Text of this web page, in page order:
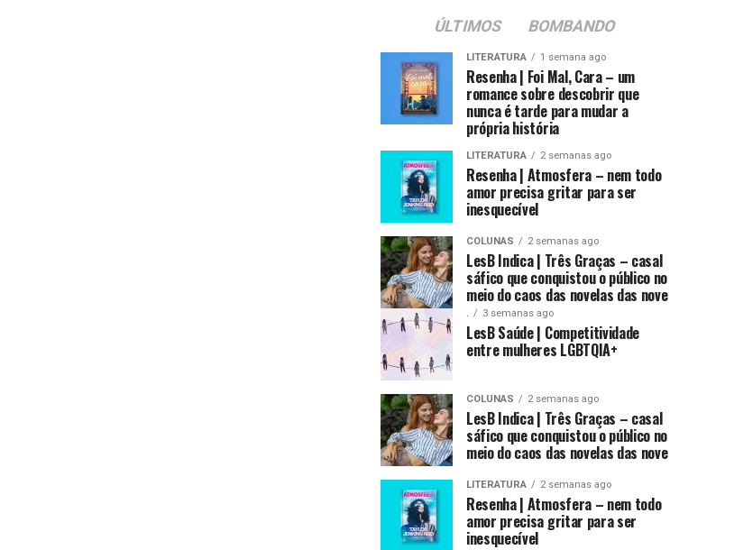
ÚLTIMOS BOMBANDO
LITERATURA 1 semana ago
Resenha | Foi Mal, Cara – um
romance sobre descobrir que
nunca é tarde para mudar a
própria história
LITERATURA 2 semanas ago
Resenha | Atmosfera – nem todo
amor precisa gritar para ser
inesquecível
COLUNAS 2 semanas ago
LesB Indica | Três Graças – casal
sáfico que conquistou o público no
meio do caos das novelas das nove
. 3 semanas ago
LesB Saúde | Competitividade
entre mulheres LGBTQIA+
COLUNAS 2 semanas ago
LesB Indica | Três Graças – casal
sáfico que conquistou o público no
meio do caos das novelas das nove
LITERATURA 2 semanas ago
Resenha | Atmosfera – nem todo
amor precisa gritar para ser
inesquecível